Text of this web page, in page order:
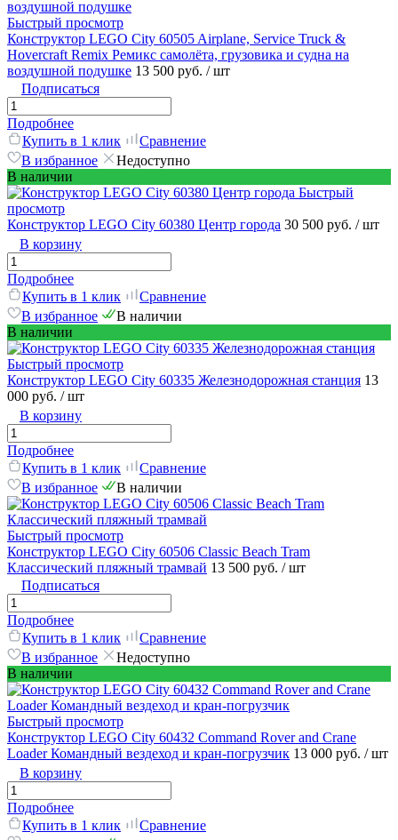
Быстрый просмотр
Конструктор LEGO City 60505 Airplane, Service Truck &
Hovercraft Remix Ремикс самолёта, грузовика и судна на
воздушной подушке 13 500 руб. / шт
Подписаться
Подробнее
Купить в 1 клик
Сравнение
В избранное
Недоступно
В наличии
Быстрый
просмотр
Конструктор LEGO City 60380 Центр города 30 500 руб. / шт
В корзину
Подробнее
Купить в 1 клик
Сравнение
В избранное
В наличии
В наличии
Быстрый просмотр
Конструктор LEGO City 60335 Железнодорожная станция 13
000 руб. / шт
В корзину
Подробнее
Купить в 1 клик
Сравнение
В избранное
В наличии
Быстрый просмотр
Конструктор LEGO City 60506 Classic Beach Tram
Классический пляжный трамвай 13 500 руб. / шт
Подписаться
Подробнее
Купить в 1 клик
Сравнение
В избранное
Недоступно
В наличии
Быстрый просмотр
Конструктор LEGO City 60432 Command Rover and Crane
Loader Командный вездеход и кран-погрузчик 13 000 руб. / шт
В корзину
Подробнее
Купить в 1 клик
Сравнение